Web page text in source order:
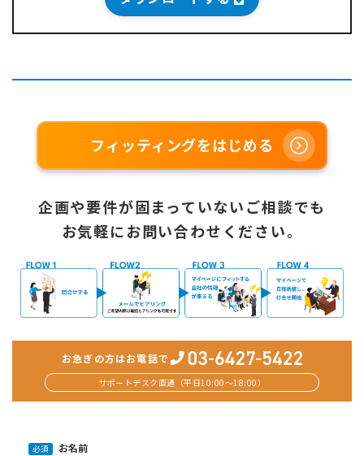
フィッティングをはじめる
企画や要件が固まっていないご相談でも
お気軽にお問い合わせください。
お急ぎの方はお電話で
サポートデスク直通（平日10:00〜18:00）
必須 お名前